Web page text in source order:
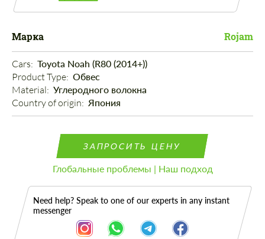
Марка Rojam
Cars: Toyota Noah (R80 (2014+))
Product Type: Обвес
Material: Углеродного волокна
Country of origin: Япония
ЗАПРОСИТЬ ЦЕНУ
Глобальные проблемы | Наш подход
Need help? Speak to one of our experts in any instant
messenger